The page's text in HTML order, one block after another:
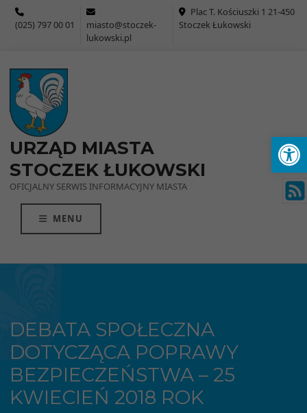
(025) 797 00 01
miasto@stoczek-
lukowski.pl
Plac T. Kościuszki 1 21-450
Stoczek Łukowski
URZĄD MIASTA
STOCZEK ŁUKOWSKI
OFICJALNY SERWIS INFORMACYJNY MIASTA
MENU
DEBATA SPOŁECZNA
DOTYCZĄCA POPRAWY
BEZPIECZEŃSTWA – 25
KWIECIEŃ 2018 ROK